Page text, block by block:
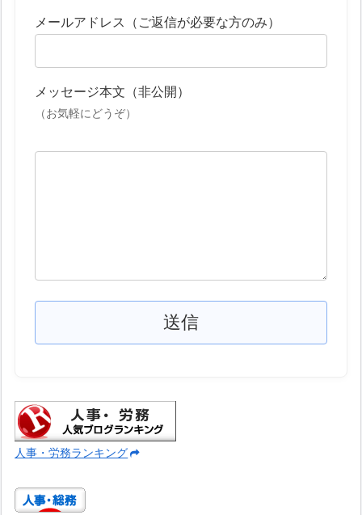
メールアドレス（ご返信が必要な方のみ）
メッセージ本文（非公開）
（お気軽にどうぞ）
人事・労務ランキング